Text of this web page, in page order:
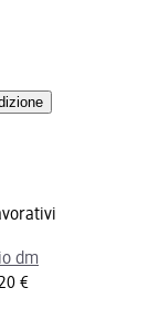
dm
€